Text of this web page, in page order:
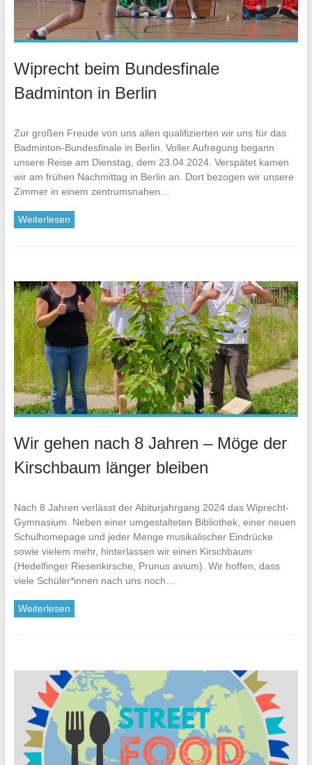
Wiprecht beim Bundesfinale
Badminton in Berlin
Zur großen Freude von uns allen qualifizierten wir uns für das
Badminton-Bundesfinale in Berlin. Voller Aufregung begann
unsere Reise am Dienstag, dem 23.04.2024. Verspätet kamen
wir am frühen Nachmittag in Berlin an. Dort bezogen wir unsere
Zimmer in einem zentrumsnahen…
Weiterlesen
Wir gehen nach 8 Jahren – Möge der
Kirschbaum länger bleiben
Nach 8 Jahren verlässt der Abiturjahrgang 2024 das Wiprecht-
Gymnasium. Neben einer umgestalteten Bibliothek, einer neuen
Schulhomepage und jeder Menge musikalischer Eindrücke
sowie vielem mehr, hinterlassen wir einen Kirschbaum
(Hedelfinger Riesenkirsche, Prunus avium). Wir hoffen, dass
viele Schüler*innen nach uns noch…
Weiterlesen